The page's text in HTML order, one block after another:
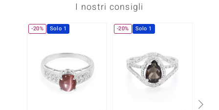
I nostri consigli
-20% Solo 1 -20% Solo 1